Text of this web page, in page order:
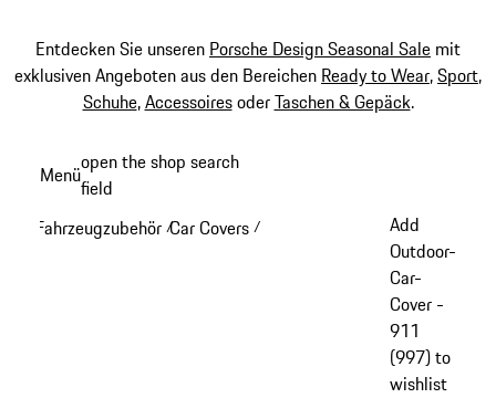
Entdecken Sie unseren Porsche Design Seasonal Sale mit
exklusiven Angeboten aus den Bereichen Ready to Wear,Sport,
Schuhe,AccessoiresoderTaschen & Gepäck.
Hauptinhalt
Menüopen the shop search
field
Fahrzeugzubehör /Car Covers /
Add
Outdoor-
Car-
Cover -
911
(997) to
wishlist